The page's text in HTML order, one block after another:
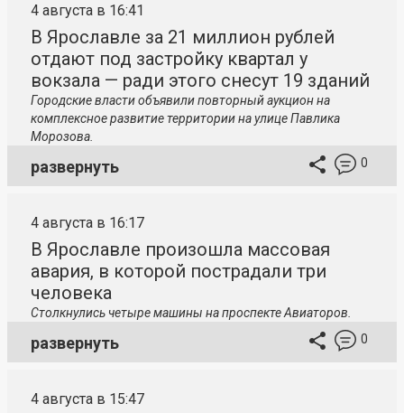
4 августа в 16:41
В Ярославле за 21 миллион рублей
отдают под застройку квартал у
вокзала — ради этого снесут 19 зданий
Городские власти объявили повторный аукцион на
комплексное развитие территории на улице Павлика
Морозова.
развернуть 0
4 августа в 16:17
В Ярославле произошла массовая
авария, в которой пострадали три
человека
Столкнулись четыре машины на проспекте Авиаторов.
развернуть 0
4 августа в 15:47